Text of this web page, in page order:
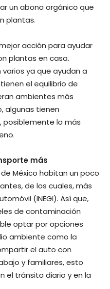
un abono orgánico que
plantas.
acción para ayudar
plantas en casa.
ya que ayudan a
el equilibrio de
ambientes más
algunas tienen
posiblemente lo más
más
México habitan un poco
de los cuales, más
(INEGI). Así que,
de contaminación
optar por opciones
ambiente como la
el auto con
y familiares, esto
el tránsito diario y en la